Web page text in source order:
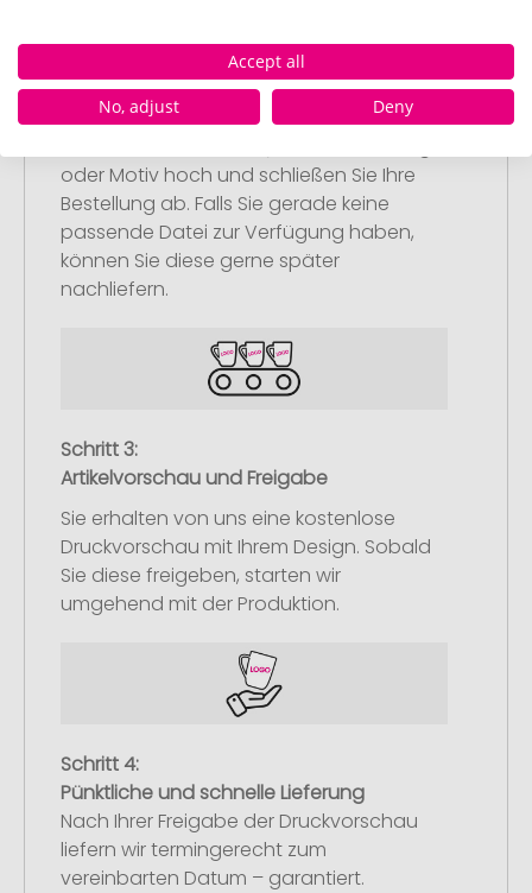
Schritt 2:
Upload Ihres Logos oder Motivs
Laden Sie auf unserer
oder Motiv hoch und schließen Sie Ihre
Bestellung ab. Falls Sie gerade keine
passende Datei zur Verfügung haben,
können Sie diese gerne später
nachliefern.
Schritt 3:
Artikelvorschau und Freigabe
Sie erhalten von uns eine kostenlose
Druckvorschau mit Ihrem Design. Sobald
Sie diese freigeben, starten wir
umgehend mit der Produktion.
Schritt 4:
Pünktliche und schnelle Lieferung
Nach Ihrer Freigabe der Druckvorschau
liefern wir termingerecht zum
vereinbarten Datum – garantiert.
Accept all
No, adjust
Deny